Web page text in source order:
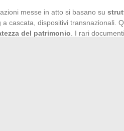
messe in atto si basano su
cascata, dispositivi transnazionali.
del patrimonio . I rari